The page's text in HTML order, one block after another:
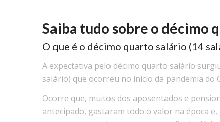
Saiba tudo sobre o décimo
O que é o décimo quarto salário (14
A expectativa pelo décimo quarto salário
salário) que ocorreu no início da pandemia do
Ocorre que, muitos dos aposentados e
antecipado, gastaram todo o valor na época